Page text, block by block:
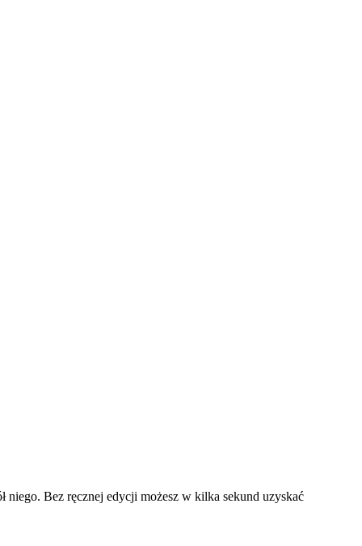
niego. Bez ręcznej edycji możesz w kilka sekund uzyskać